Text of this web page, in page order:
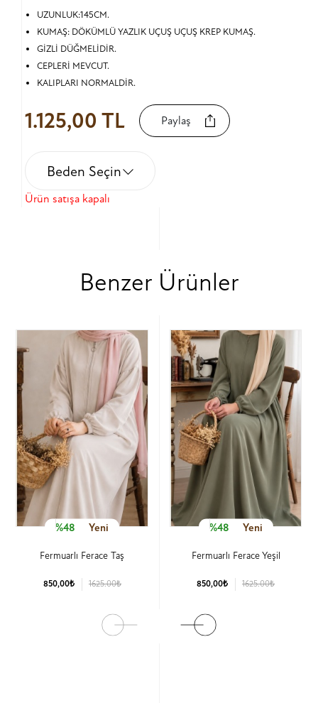
UZUNLUK:145CM.
KUMAŞ: DÖKÜMLÜ YAZLIK UÇUŞ UÇUŞ KREP KUMAŞ.
GİZLİ DÜĞMELİDİR.
CEPLERİ MEVCUT.
KALIPLARI NORMALDİR.
1.125,00 TL Paylaş
Beden Seçin
Ürün satışa kapalı
Benzer Ürünler
%48 Yeni
Fermuarlı Ferace Taş
850,00₺ 1625.00₺
%48 Yeni
Fermuarlı Ferace Yeşil
850,00₺ 1625.00₺